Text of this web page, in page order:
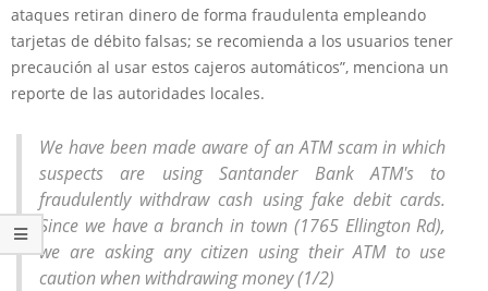
ataques retiran dinero de forma fraudulenta empleando
tarjetas de débito falsas; se recomienda a los usuarios tener
precaución al usar estos cajeros automáticos”, menciona un
reporte de las autoridades locales.
We have been made aware of an ATM scam in which
suspects are using Santander Bank ATM's to
fraudulently withdraw cash using fake debit cards.
Since we have a branch in town (1765 Ellington Rd),
we are asking any citizen using their ATM to use
caution when withdrawing money (1/2)